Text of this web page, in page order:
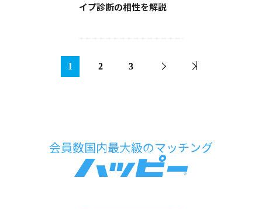
イプ診断の相性を解説
1 2 3